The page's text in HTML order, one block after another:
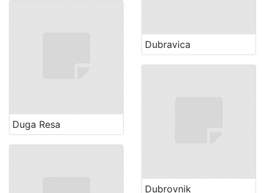
Dubravica
Dubrovnik
Duga Resa